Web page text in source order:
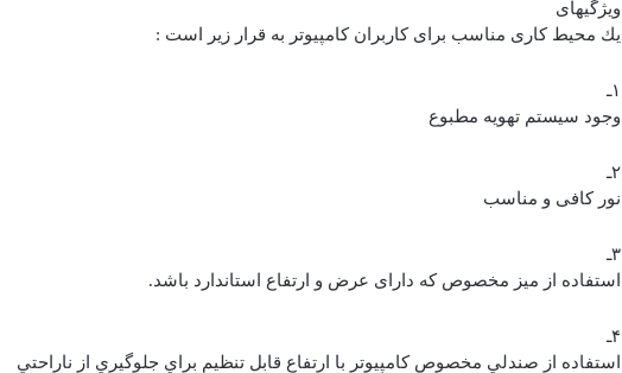
ویژگیهای
یك محیط كاری مناسب برای كاربران كامپیوتر به قرار زیر است :
۱ـ
وجود سیستم تهویه مطبوع
۲ـ
نور كافی و مناسب
۳ـ
استفاده از میز مخصوص كه دارای عرض و ارتفاع استاندارد باشد.
۴ـ
استفاده از صندلي مخصوص كامپيوتر با ارتفاع قابل تنظيم براي جلوگيري از ناراحتي